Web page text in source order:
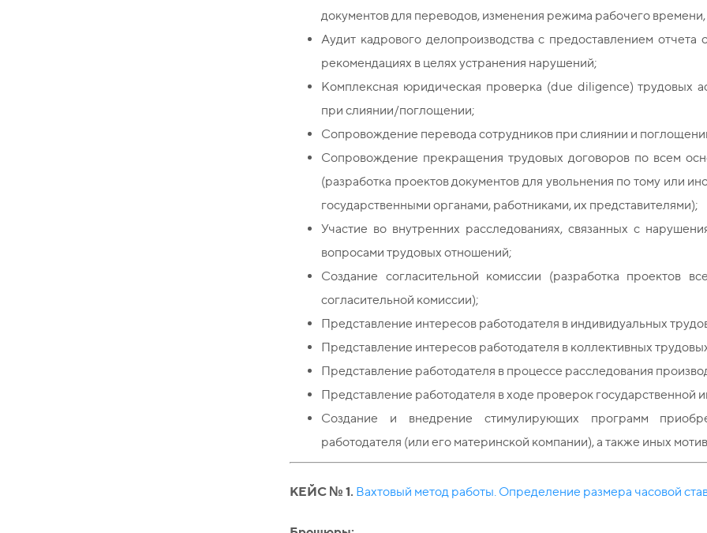
документов для переводов, изменения режима рабочего
Аудит кадрового делопроизводства с предоставлением
рекомендациях в целях устранения нарушений;
Комплексная юридическая проверка (due diligence) трудовых
при слиянии/поглощении;
Сопровождение перевода сотрудников при слиянии и
Сопровождение прекращения трудовых договоров по всем
(разработка проектов документов для увольнения по тому или
государственными органами, работниками, их представителями);
Участие во внутренних расследованиях, связанных с
вопросами трудовых отношений;
Создание согласительной комиссии (разработка проектов
согласительной комиссии);
Представление интересов работодателя в индивидуальных
Представление интересов работодателя в коллективных
Представление работодателя в процессе расследования
Представление работодателя в ходе проверок государственной
Создание и внедрение стимулирующих программ
работодателя (или его материнской компании), а также иных
КЕЙС № 1. Вахтовый метод работы. Определение размера часовой